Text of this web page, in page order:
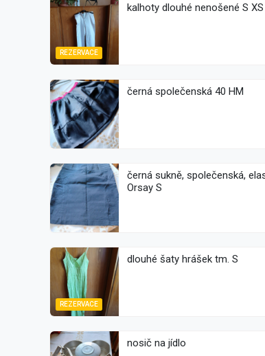
REZERVACE
kalhoty dlouhé nenošené S XS
černá společenská 40 HM
černá sukně, společenská,
Orsay S
REZERVACE
dlouhé šaty hrášek tm. S
nosič na jídlo